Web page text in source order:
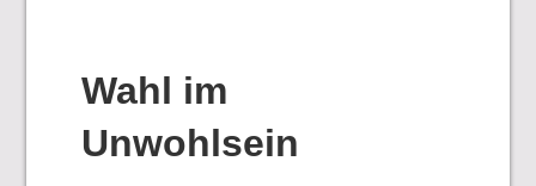
Wahl im
Unwohlsein